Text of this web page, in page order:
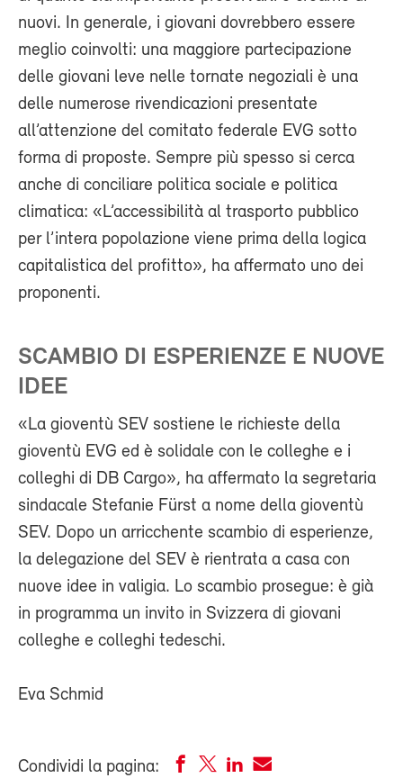
nuovi. In generale, i giovani dovrebbero essere
meglio coinvolti: una maggiore partecipazione
delle giovani leve nelle tornate negoziali è una
delle numerose rivendicazioni presentate
all’attenzione del comitato federale EVG sotto
forma di proposte. Sempre più spesso si cerca
anche di conciliare politica sociale e politica
climatica: «L’accessibilità al trasporto pubblico
per l’intera popolazione viene prima della logica
capitalistica del profitto», ha affermato uno dei
proponenti.
SCAMBIO DI ESPERIENZE E NUOVE
IDEE
«La gioventù SEV sostiene le richieste della
gioventù EVG ed è solidale con le colleghe e i
colleghi di DB Cargo», ha affermato la segretaria
sindacale Stefanie Fürst a nome della gioventù
SEV. Dopo un arricchente scambio di esperienze,
la delegazione del SEV è rientrata a casa con
nuove idee in valigia. Lo scambio prosegue: è già
in programma un invito in Svizzera di giovani
colleghe e colleghi tedeschi.
Eva Schmid
Condividi la pagina: